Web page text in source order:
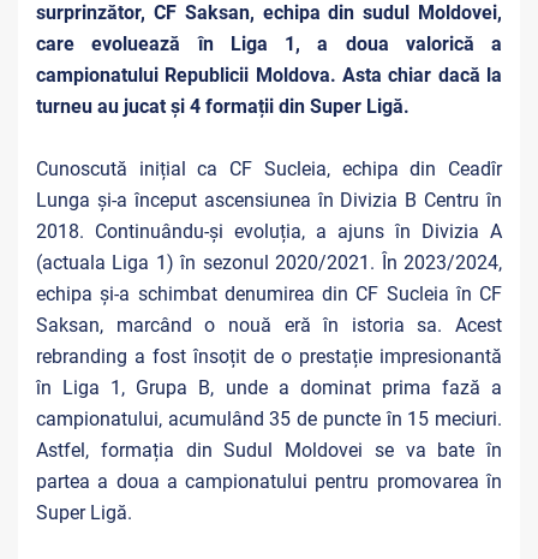
surprinzător, CF Saksan, echipa din sudul Moldovei,
care evoluează în Liga 1, a doua valorică a
campionatului Republicii Moldova. Asta chiar dacă la
turneu au jucat și 4 formații din Super Ligă.
Cunoscută inițial ca CF Sucleia, echipa din Ceadîr
Lunga și-a început ascensiunea în Divizia B Centru în
2018. Continuându-și evoluția, a ajuns în Divizia A
(actuala Liga 1) în sezonul 2020/2021. În 2023/2024,
echipa și-a schimbat denumirea din CF Sucleia în CF
Saksan, marcând o nouă eră în istoria sa. Acest
rebranding a fost însoțit de o prestație impresionantă
în Liga 1, Grupa B, unde a dominat prima fază a
campionatului, acumulând 35 de puncte în 15 meciuri.
Astfel, formația din Sudul Moldovei se va bate în
partea a doua a campionatului pentru promovarea în
Super Ligă.